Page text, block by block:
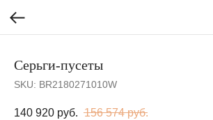
Серьги-пусеты
SKU: BR2180271010W
140 920 руб. 156 574 руб.